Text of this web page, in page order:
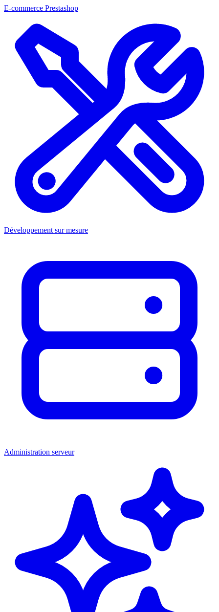
E-commerce Prestashop
Développement sur mesure
Administration serveur